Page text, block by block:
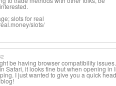
slots for real
slots/
be having browser compatibility issues.
Safari, it looks fine but when opening in
I just wanted to give you a quick